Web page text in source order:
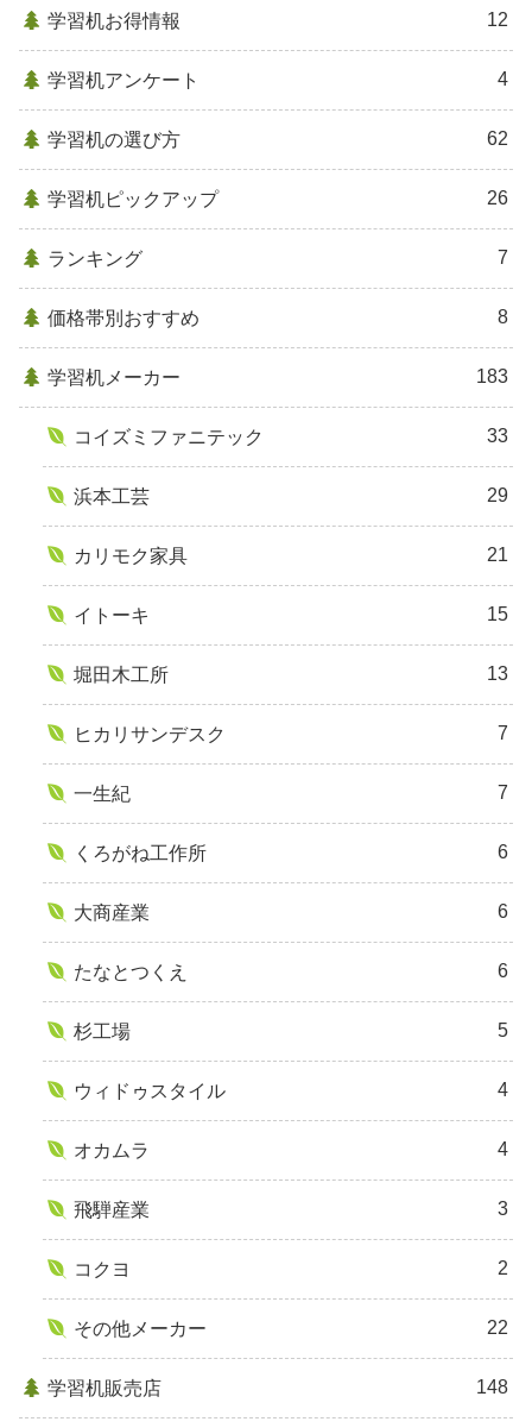
学習机お得情報 12
学習机アンケート 4
学習机の選び方 62
学習机ピックアップ 26
ランキング 7
価格帯別おすすめ 8
学習机メーカー 183
コイズミファニテック 33
浜本工芸 29
カリモク家具 21
イトーキ 15
堀田木工所 13
ヒカリサンデスク 7
一生紀 7
くろがね工作所 6
大商産業 6
たなとつくえ 6
杉工場 5
ウィドゥスタイル 4
オカムラ 4
飛騨産業 3
コクヨ 2
その他メーカー 22
学習机販売店 148